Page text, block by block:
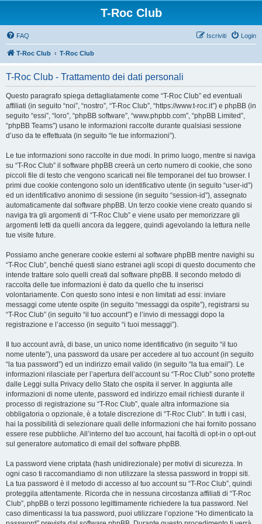
T-Roc Club
FAQ Login
Iscriviti
T-Roc Club T-Roc Club
T-Roc Club - Trattamento dei dati personali
Questo paragrafo spiega dettagliatamente come “T-Roc Club” ed eventuali
affiliati (in seguito “noi”, “nostro”, “T-Roc Club”, “https://www.t-roc.it”) e phpBB (in
seguito “essi”, “loro”, “phpBB software”, “www.phpbb.com”, “phpBB Limited”,
“phpBB Teams”) usano le informazioni raccolte durante qualsiasi sessione
d’uso da te effettuata (in seguito “le tue informazioni”).
Le tue informazioni sono raccolte in due modi. In primo luogo, mentre si naviga
su “T-Roc Club” il software phpBB creerà un certo numero di cookie, che sono
piccoli file di testo che vengono scaricati nei file temporanei del tuo browser. I
primi due cookie contengono solo un identificativo utente (in seguito “user-id”)
ed un identificativo anonimo di sessione (in seguito “session-id”), assegnato
automaticamente dal software phpBB. Un terzo cookie viene creato quando si
naviga tra gli argomenti di “T-Roc Club” e viene usato per memorizzare gli
argomenti letti da quelli ancora da leggere, quindi agevolando la lettura nelle
tue visite future.
Possiamo anche generare cookie esterni al software phpBB mentre navighi su
“T-Roc Club”, benché questi siano estranei agli scopi di questo documento che
intende trattare solo quelli creati dal software phpBB. Il secondo metodo di
raccolta delle tue informazioni è dato da quello che tu inserisci
volontariamente. Con questo sono intesi e non limitati ad essi: inviare
messaggi come utente ospite (in seguito “messaggi da ospite”), registrarsi su
“T-Roc Club” (in seguito “il tuo account”) e l’invio di messaggi dopo la
registrazione e l’accesso (in seguito “i tuoi messaggi”).
Il tuo account avrà, di base, un unico nome identificativo (in seguito “il tuo
nome utente”), una password da usare per accedere al tuo account (in seguito
“la tua password”) ed un indirizzo email valido (in seguito “la tua email”). Le
informazioni rilasciate per l’apertura dell’account su “T-Roc Club” sono protette
dalle Leggi sulla Privacy dello Stato che ospita il server. In aggiunta alle
informazioni di nome utente, password ed indirizzo email richiesti durante il
processo di registrazione su “T-Roc Club”, quale altra informazione sia
obbligatoria o opzionale, è a totale discrezione di “T-Roc Club”. In tutti i casi,
hai la possibilità di selezionare quali delle informazioni che hai fornito possano
essere rese pubbliche. All’interno del tuo account, hai facoltà di opt-in o opt-out
sul generatore automatico di email del software phpBB.
La password viene criptata (hash unidirezionale) per motivi di sicurezza. In
ogni caso ti raccomandiamo di non utilizzare la stessa password in troppi siti.
La tua password è il metodo di accesso al tuo account su “T-Roc Club”, quindi
proteggila attentamente. Ricorda che in nessuna circostanza affiliati di “T-Roc
Club”, phpBB o terzi possono legittimamente richiedere la tua password. Nel
caso dimenticassi la tua password, puoi utilizzare l’opzione “Ho dimenticato la